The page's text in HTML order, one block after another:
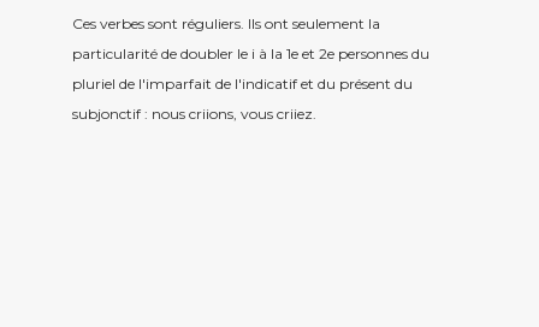
Ces verbes sont réguliers. Ils ont seulement la
particularité de doubler le i à la 1e et 2e personnes du
pluriel de l'imparfait de l'indicatif et du présent du
subjonctif : nous criions, vous criiez.